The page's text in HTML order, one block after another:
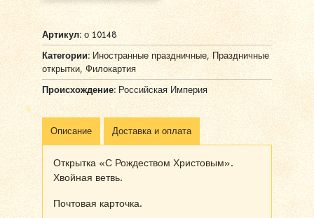
Артикул:о 10148
Категории: Иностранные праздничные,Праздничные
открытки,Филокартия
Происхождение:Российская Империя
Описание Доставка и оплата
Открытка «С Рождеством Христовым».
Хвойная ветвь.
Почтовая карточка.